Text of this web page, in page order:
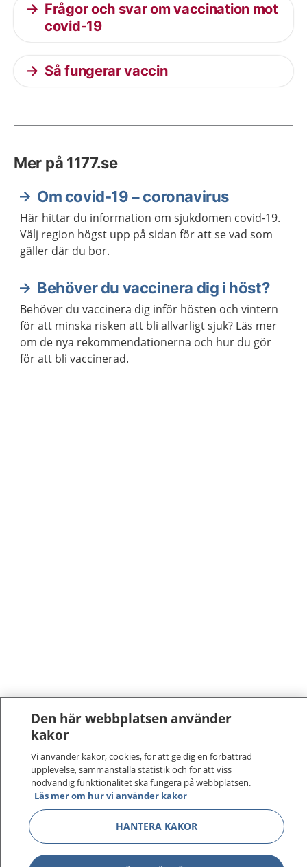
Frågor och svar om vaccination mot
covid-19
Så fungerar vaccin
Mer på 1177.se
Om covid-19 – coronavirus
Här hittar du information om sjukdomen covid-19.
Välj region högst upp på sidan för att se vad som
gäller där du bor.
Behöver du vaccinera dig i höst?
Behöver du vaccinera dig inför hösten och vintern
för att minska risken att bli allvarligt sjuk? Läs mer
om de nya rekommendationerna och hur du gör
för att bli vaccinerad.
1177 –tryggt om din hälsa och vård
På 1177.se får du råd om hälsa och information om
sjukdomar och vilka mottagningar du kan kontakta.
Logga in för att läsa din journal och göra dina
vårdärenden. Ring telefonnummer 1177 för
sjukvårdsrådgivning dygnet runt.
1177 ger dig råd när du vill må bättre.
Den här webbplatsen använder
kakor
Vi använder kakor, cookies, för att ge dig en förbättrad
upplevelse, sammanställa statistik och för att viss
nödvändig funktionalitet ska fungera på webbplatsen.
Läs mer om hur vi använder kakor
HANTERA KAKOR